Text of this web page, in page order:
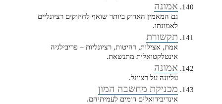
אמונה
גם המאמין האדוק ביותר שואף לחיזוקים רציונליים
לאמונתו.
תקשורת
אמת, אצילות, רהיטות, רציונליות – פריבילגיה
אינטלקטואלית מתנשאת.
אמונה
עליונה על רציונל.
מכניקת מחשבה המון
אינדיבידואלים דומים לעמיתיהם.